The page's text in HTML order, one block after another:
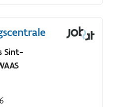
de afdeling.
Sint-